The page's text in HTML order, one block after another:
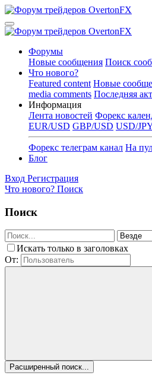
Форумы
Новые сообщения Поиск
Что нового?
Featured content Новые
media comments Последняя
Информация
Лента новостей Форекс
EUR/USD GBP/USD USD/
Форекс телеграм канал На
Блог
Вход Регистрация
Что нового? Поиск
Поиск
Искать только в заголовках
От:
Расширенный поиск...